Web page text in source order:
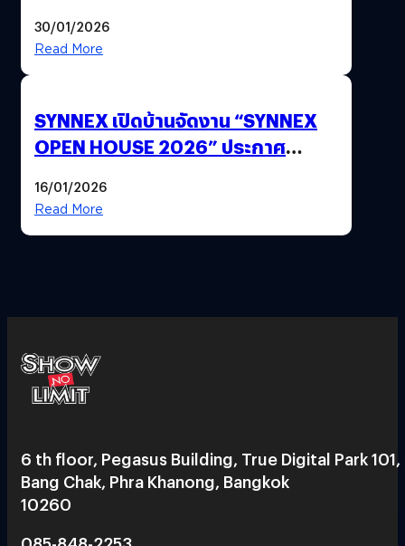
30/01/2026
Read More
SYNNEX เปิดบ้านจัดงาน “SYNNEX
OPEN HOUSE 2026” ประกาศ
ได้ 53,000 ล้านบาท
16/01/2026
Read More
6 th floor, Pegasus Building, True Digital Park 101,
Bang Chak, Phra Khanong, Bangkok
10260